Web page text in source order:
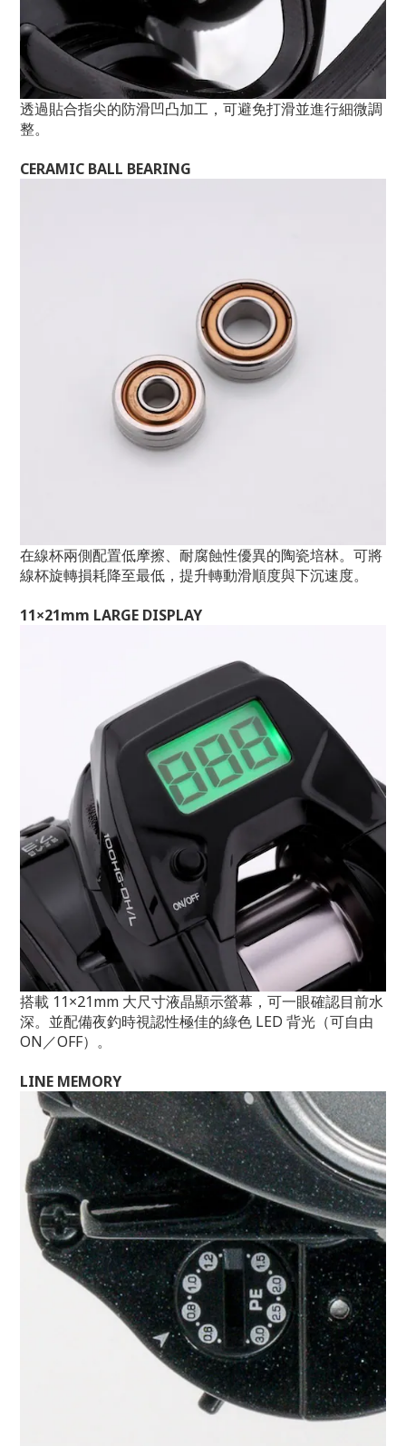
透過貼合指尖的防滑凹凸加工，可避免打滑並進行細微調
整。
CERAMIC BALL BEARING
在線杯兩側配置低摩擦、耐腐蝕性優異的陶瓷培林。 可將
線杯旋轉損耗降至最低，提升轉動滑順度與下沉速度。
11×21mm LARGE DISPLAY
搭載 11×21mm 大尺寸液晶顯示螢幕，可一眼確認目前水
深。 並配備夜釣時視認性極佳的綠色 LED 背光（可自由
ON／OFF）。
LINE MEMORY